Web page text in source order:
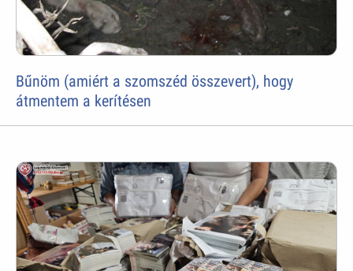
Bűnöm (amiért a szomszéd összevert), hogy
átmentem a kerítésen